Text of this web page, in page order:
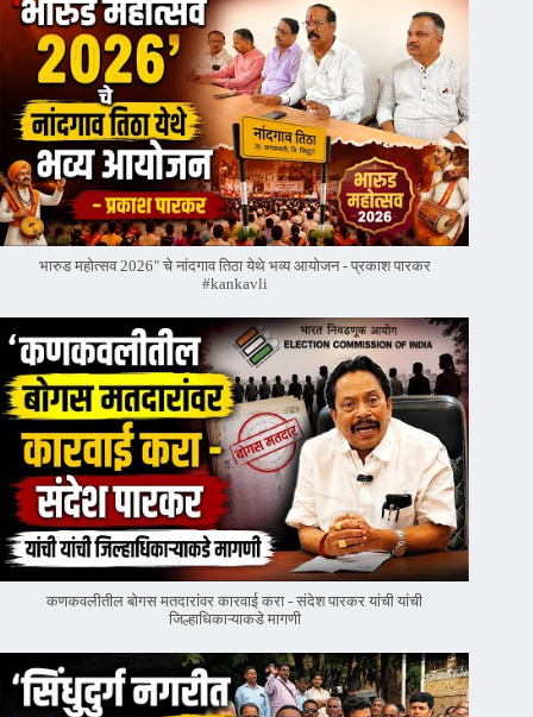
भारुड महोत्सव 2026" चे नांदगाव तिठा येथे भव्य आयोजन - प्रकाश पारकर
#kankavli
कणकवलीतील बोगस मतदारांवर‌ कारवाई करा - संदेश पारकर यांची यांची
जिल्हाधिकाऱ्याकडे मागणी